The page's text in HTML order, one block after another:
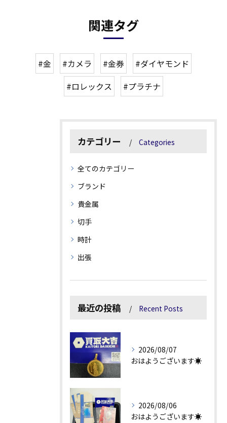
関連タグ
#金 #カメラ #金券
#ダイヤモンド
#ロレックス
#プラチナ
カテゴリー Categories
全てのカテゴリー
ブランド
貴金属
切手
時計
出張
最近の投稿 Recent Posts
2026/08/07
おはようございます☀
2026/08/06
おはようございます☀